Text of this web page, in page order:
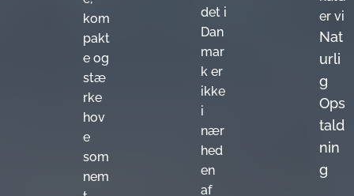
kom
pakt
e og
stæ
rke
hov
e
som
nem
det i
Dan
mar
k er
ikke
i
nær
hed
en
af
er vi
Nat
urli
g
Ops
tald
nin
g